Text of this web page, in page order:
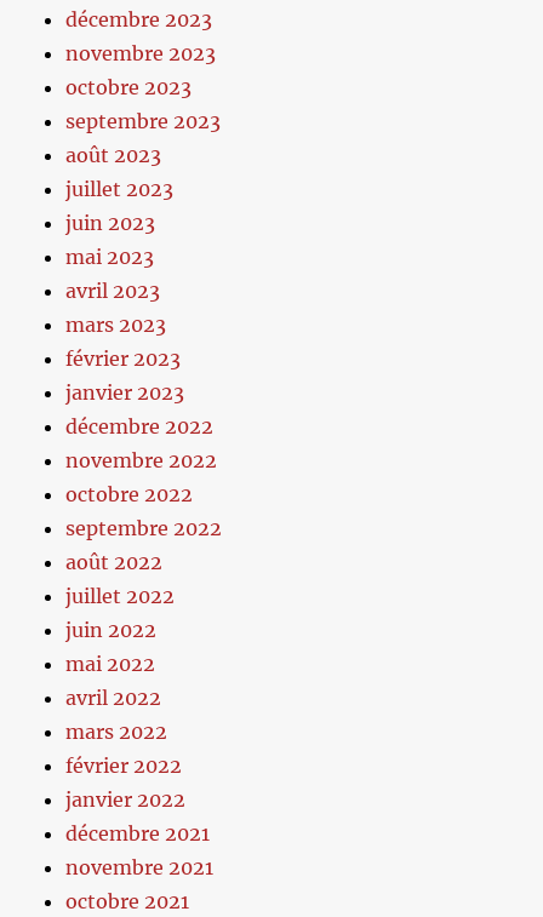
décembre 2023
novembre 2023
octobre 2023
septembre 2023
août 2023
juillet 2023
juin 2023
mai 2023
avril 2023
mars 2023
février 2023
janvier 2023
décembre 2022
novembre 2022
octobre 2022
septembre 2022
août 2022
juillet 2022
juin 2022
mai 2022
avril 2022
mars 2022
février 2022
janvier 2022
décembre 2021
novembre 2021
octobre 2021